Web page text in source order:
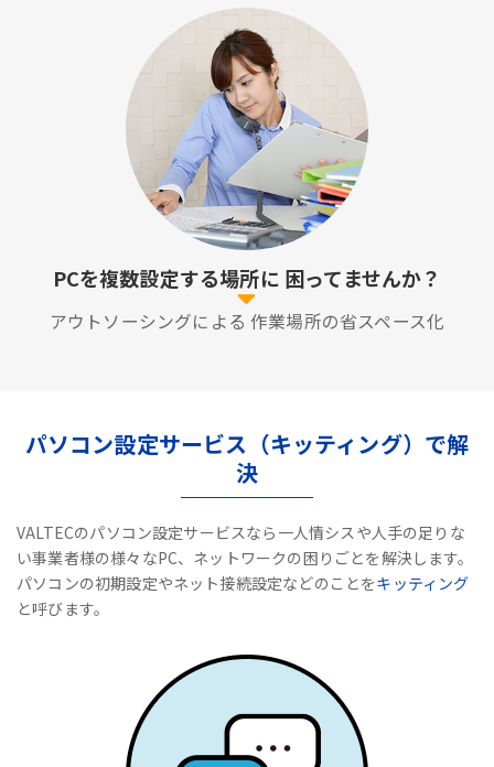
PCを複数設定する場所に 困ってませんか？
アウトソーシングによる 作業場所の省スペース化
パソコン設定サービス（キッティング）で解
決
VALTECのパソコン設定サービスなら一人情シスや人手の足りな
い事業者様の様々なPC、ネットワークの困りごとを解決します。
パソコンの初期設定やネット接続設定などのことをキッティング
と呼びます。